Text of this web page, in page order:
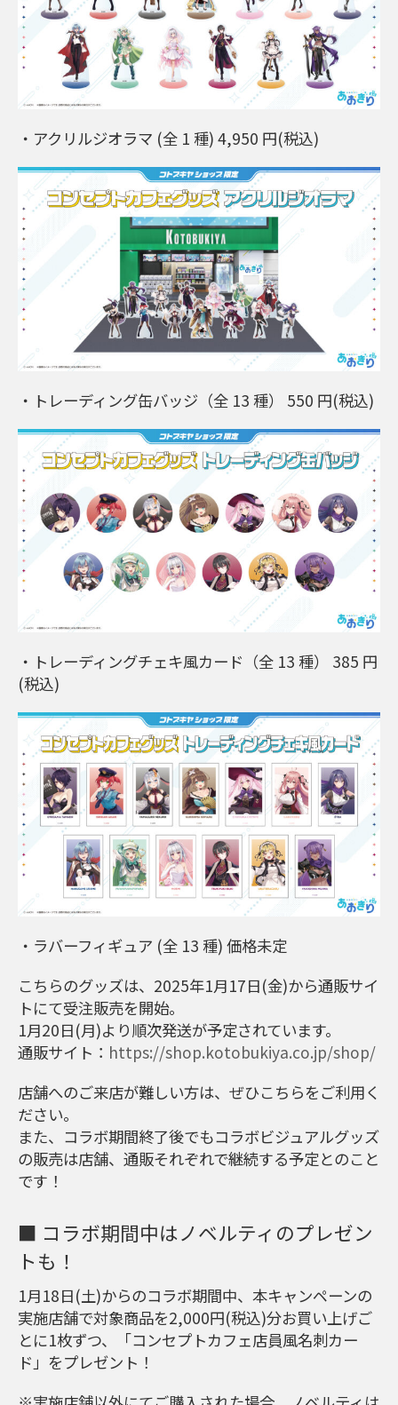
・アクリルジオラマ (全 1 種) 4,950 円(税込)
・トレーディング缶バッジ（全 13 種） 550 円(税込)
・トレーディングチェキ風カード（全 13 種） 385 円
(税込)
・ラバーフィギュア (全 13 種) 価格未定
こちらのグッズは、2025年1月17日(金)から通販サイ
トにて受注販売を開始。
1月20日(月)より順次発送が予定されています。
通販サイト： https://shop.kotobukiya.co.jp/shop/
店舗へのご来店が難しい方は、ぜひこちらをご利用く
ださい。
また、コラボ期間終了後でもコラボビジュアルグッズ
の販売は店舗、通販それぞれで継続する予定とのこと
です！
■ コラボ期間中はノベルティのプレゼン
トも！
1月18日(土)からのコラボ期間中、本キャンペーンの
実施店舗で対象商品を2,000円(税込)分お買い上げご
とに1枚ずつ、「コンセプトカフェ店員風名刺カー
ド」をプレゼント！